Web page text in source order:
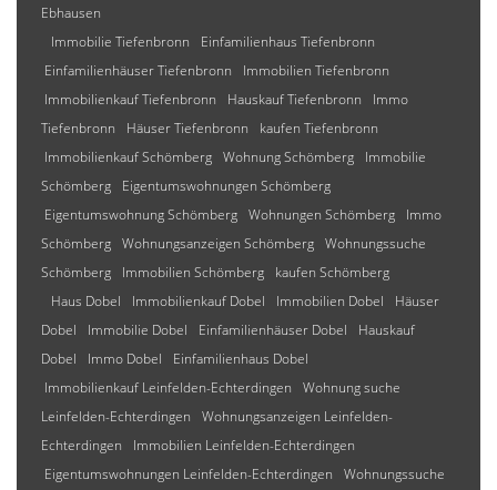
Ebhausen
Immobilie Tiefenbronn
Einfamilienhaus Tiefenbronn
Einfamilienhäuser Tiefenbronn
Immobilien Tiefenbronn
Immobilienkauf Tiefenbronn
Hauskauf Tiefenbronn
Immo
Tiefenbronn
Häuser Tiefenbronn
kaufen Tiefenbronn
Immobilienkauf Schömberg Wohnung Schömberg
Immobilie
Schömberg
Eigentumswohnungen Schömberg
Eigentumswohnung Schömberg Wohnungen Schömberg
Immo
Schömberg Wohnungsanzeigen Schömberg Wohnungssuche
Schömberg
Immobilien Schömberg
kaufen Schömberg
Haus Dobel
Immobilienkauf Dobel Immobilien Dobel
Häuser
Dobel
Immobilie Dobel Einfamilienhäuser Dobel
Hauskauf
Dobel
Immo Dobel
Einfamilienhaus Dobel
Immobilienkauf Leinfelden-Echterdingen
Wohnung suche
Leinfelden-Echterdingen
Wohnungsanzeigen Leinfelden-
Echterdingen
Immobilien Leinfelden-Echterdingen
Eigentumswohnungen Leinfelden-Echterdingen
Wohnungssuche